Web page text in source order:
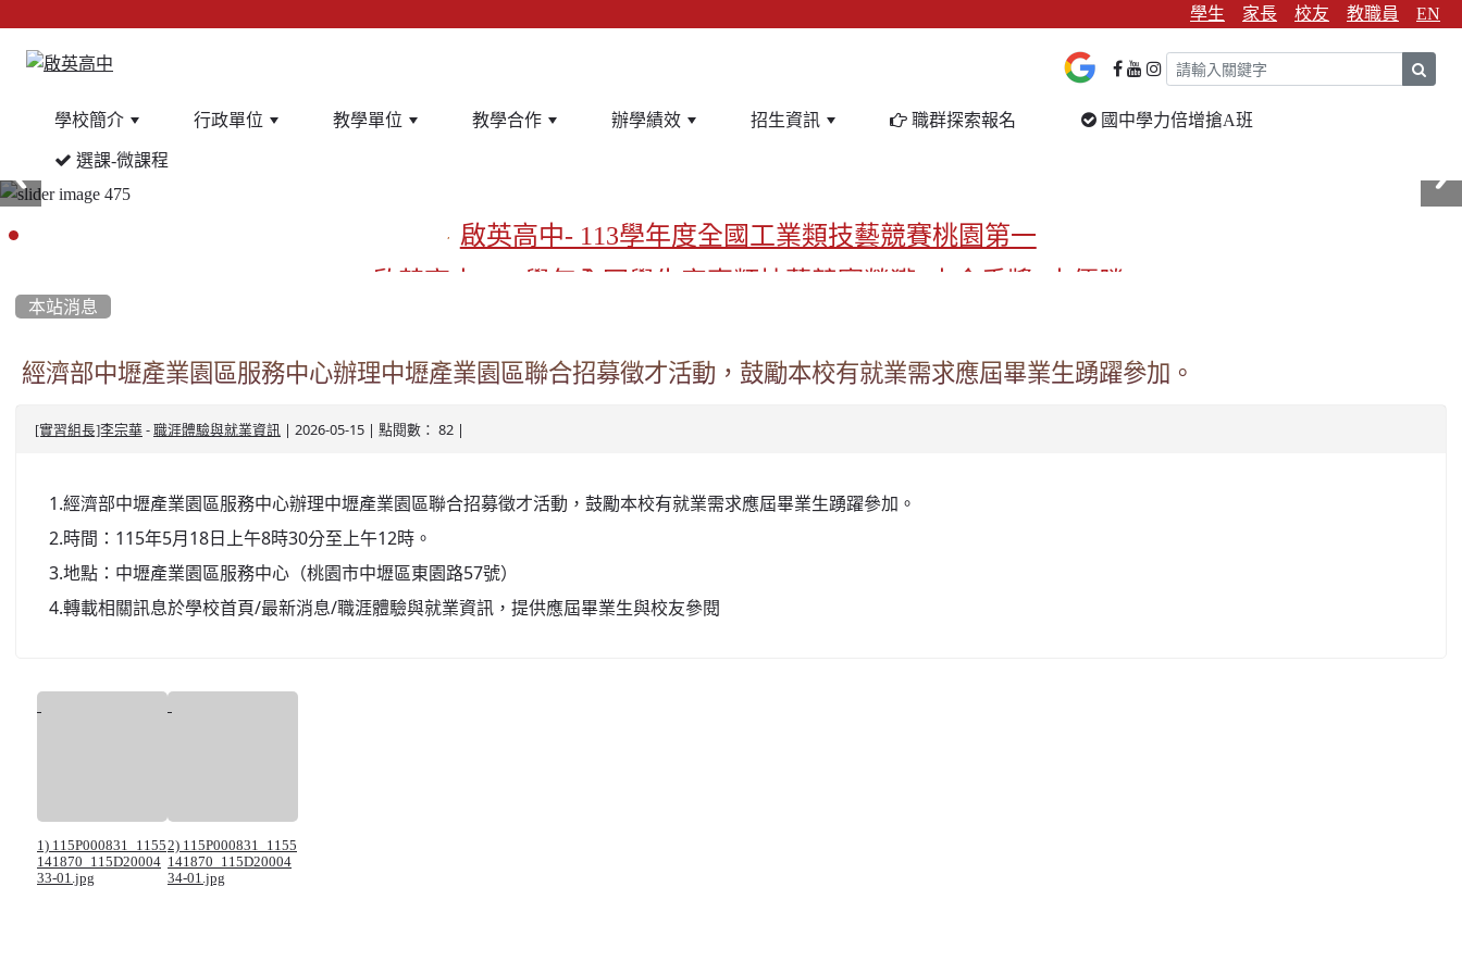
學生 家長 校友 教職員 EN
學校簡介 行政單位 教學單位 教學合作 辦學績效 招生資訊 職群探索報名 國中學力倍增搶A班
選課-微課程
啟英高中- 113學年度全國工業類技藝競賽桃園第一
啟英高中-113學年全國學生家事類技藝競賽榮獲1支金手獎3支優勝
餐飲管理科桃園第一、資料處理科北台灣私校第一
本站消息
經濟部中壢產業園區服務中心辦理中壢產業園區聯合招募徵才活動，鼓勵本校有就業需求應屆畢業生踴躍參加。
[實習組長]李宗華 - 職涯體驗與就業資訊 | 2026-05-15 | 點閱數： 82 |
1.經濟部中壢產業園區服務中心辦理中壢產業園區聯合招募徵才活動，鼓勵本校有就業需求應屆畢業生踴躍參加。
2.時間：115年5月18日上午8時30分至上午12時。
3.地點：中壢產業園區服務中心（桃園市中壢區東園路57號）
4.轉載相關訊息於學校首頁/最新消息/職涯體驗與就業資訊，提供應屆畢業生與校友參閱
1) 115P000831_1155
141870_115D20004
33-01.jpg
2) 115P000831_1155
141870_115D20004
34-01.jpg